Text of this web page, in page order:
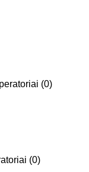
(0)
(0)